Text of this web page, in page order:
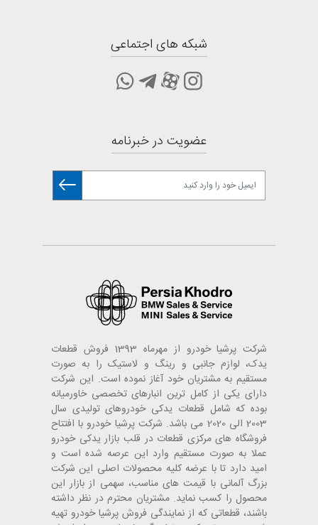
شبکه های اجتماعی
عضویت در خبرنامه
شرکت پرشیا خودرو از مهرماه 1393 فروش قطعات
یدک، لوازم جانبی و رینگ و لاستیک را به صورت
مستقیم به مشتریان خود آغاز نموده است. این شرکت
دارای یکی از کامل ترین انبارهای تخصصی خاورمیانه
بوده که شامل قطعات یدکی خودروهای تولیدی سال
2003 الی 2020 می باشد. شرکت پرشیا خودرو با افتتاح
فروشگاه های مرکزی قطعات در قلب بازار یدکی خودرو
عملا به صورت مستقیم وارد این عرصه شده است و
امید دارد تا با عرضه کلیه محصولات اصلی این شرکت
بزرگ آلمانی با قیمت های مناسب، سهمی از بازار این
محصول را کسب نماید. مشتریان محترم در نظر داشته
باشند، قطعاتی که از نمایندگی فروش پرشیا خودرو تهیه